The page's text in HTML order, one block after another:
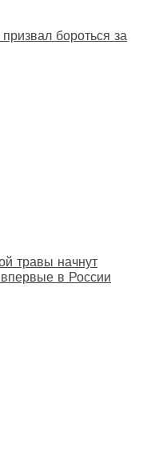
бороться за
травы начнут
в России